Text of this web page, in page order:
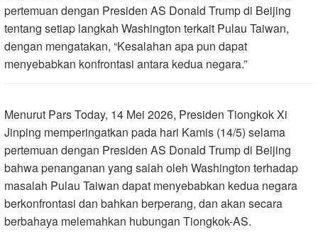
pertemuan dengan Presiden AS Donald Trump di Beijing
tentang setiap langkah Washington terkait Pulau Taiwan,
dengan mengatakan, “Kesalahan apa pun dapat
menyebabkan konfrontasi antara kedua negara.”
Menurut Pars Today, 14 Mei 2026, Presiden Tiongkok Xi
Jinping memperingatkan pada hari Kamis (14/5) selama
pertemuan dengan Presiden AS Donald Trump di Beijing
bahwa penanganan yang salah oleh Washington terhadap
masalah Pulau Taiwan dapat menyebabkan kedua negara
berkonfrontasi dan bahkan berperang, dan akan secara
berbahaya melemahkan hubungan Tiongkok-AS.